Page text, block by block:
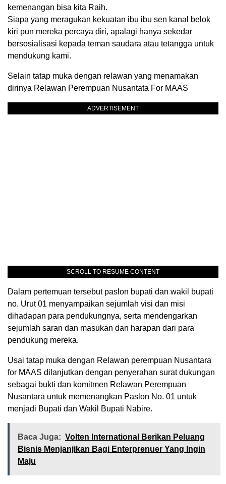
kemenangan bisa kita Raih.
Siapa yang meragukan kekuatan ibu ibu sen kanal belok
kiri pun mereka percaya diri, apalagi hanya sekedar
bersosialisasi kepada teman saudara atau tetangga untuk
mendukung kami.
Selain tatap muka dengan relawan yang menamakan
dirinya Relawan Perempuan Nusantata For MAAS
ADVERTISEMENT
SCROLL TO RESUME CONTENT
Dalam pertemuan tersebut paslon bupati dan wakil bupati
no. Urut 01 menyampaikan sejumlah visi dan misi
dihadapan para pendukungnya, serta mendengarkan
sejumlah saran dan masukan dan harapan dari para
pendukung mereka.
Usai tatap muka dengan Relawan perempuan Nusantara
for MAAS dilanjutkan dengan penyerahan surat dukungan
sebagai bukti dan komitmen Relawan Perempuan
Nusantara untuk memenangkan Paslon No. 01 untuk
menjadi Bupati dan Wakil Bupati Nabire.
Baca Juga: Volten International Berikan Peluang
Bisnis Menjanjikan Bagi Enterprenuer Yang Ingin
Maju